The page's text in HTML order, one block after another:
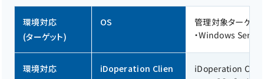
環境対応
(ターゲット)
OS
管理対象ターゲッ
・Windows
環境対応
iDoperation Clien
iDoperation Client